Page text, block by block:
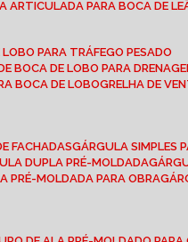
ARTICULADA PARA BOCA DE
LOBO PARA TRÁFEGO PESADO
DE BOCA DE LOBO PARA
BOCA DE LOBO
GRELHA DE
FACHADAS
GÁRGULA
DUPLA PRÉ-MOLDADA
PRÉ-MOLDADA PARA OBRA